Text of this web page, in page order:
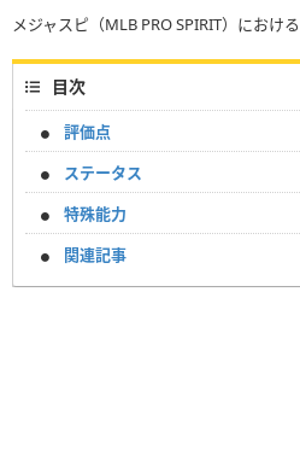
メジャスピ（MLB PRO SPIRIT）におけ
目次
評価点
ステータス
特殊能力
関連記事